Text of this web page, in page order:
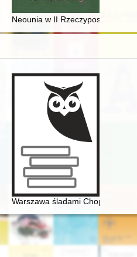
Żydom
Neounia w II Rzeczypospolitej
ChopinaPolskie w Paryżu.
Warszawa śladami Chopina.